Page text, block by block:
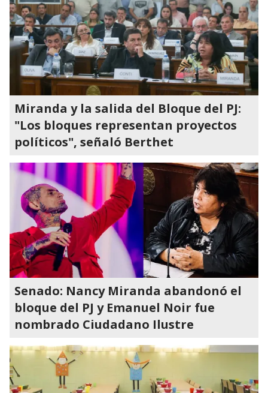
Miranda y la salida del Bloque del PJ:
"Los bloques representan proyectos
políticos", señaló Berthet
Senado: Nancy Miranda abandonó el
bloque del PJ y Emanuel Noir fue
nombrado Ciudadano Ilustre